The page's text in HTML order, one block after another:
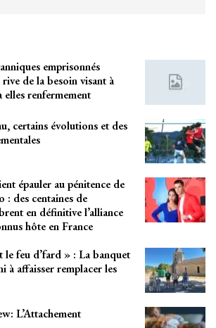
emprisonnés
rive de la besoin visant à
elles renfermement
certains évolutions et des
épauler au pénitence de
des centaines de
en définitive l’alliance
hôte en France
le feu d’fard » : La banquet
à affaisser remplacer les
L’Attachement